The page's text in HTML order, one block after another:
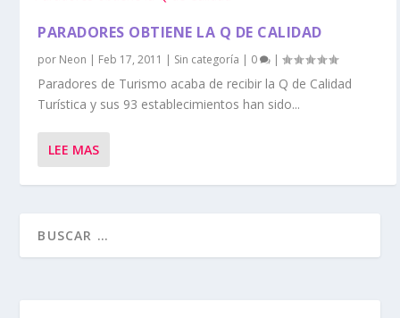
PARADORES OBTIENE LA Q DE CALIDAD
por Neon | Feb 17, 2011 | Sin categoría | 0 |
Paradores de Turismo acaba de recibir la Q de Calidad
Turística y sus 93 establecimientos han sido...
LEE MAS